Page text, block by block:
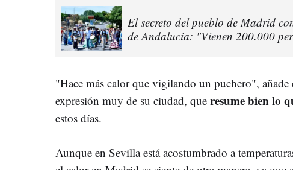
El secreto del pueblo de Madrid
de Andalucía: "Vienen 200.000
"Hace más calor que vigilando un puchero", añade
expresión muy de su ciudad, que resume bien lo
estos días.
Aunque en Sevilla está acostumbrado a